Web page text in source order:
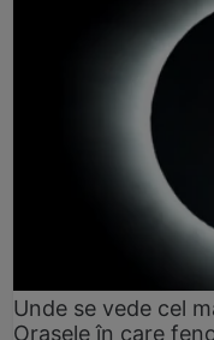
Unde se vede cel
Orașele în care